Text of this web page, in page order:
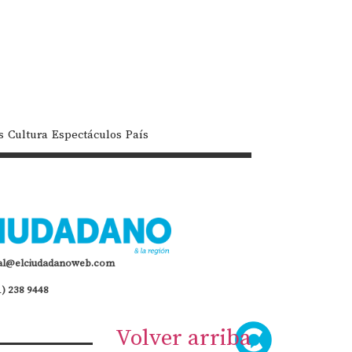
Cultura Espectáculos País
238 9448
Volver arriba